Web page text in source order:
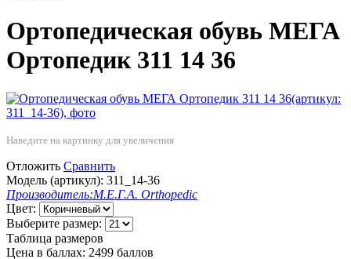
Ортопедическая обувь МЕГА
Ортопедик 311 14 36
Наведите на картинку для увеличения
Отложить Сравнить
Модель (артикул): 311_14-36
Производитель:М.Е.Г.А. Orthopedic
Цвет:
Выберите размер:
Таблица размеров
Цена в баллах: 2499 баллов